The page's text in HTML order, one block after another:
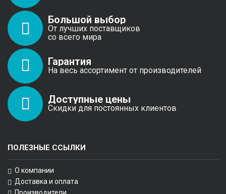
Большой выбор
От лучших поставщиков
со всего мира
Гарантия
На весь ассортимент от производителей
Доступные цены
Скидки для постоянных клиентов
ПОЛЕЗНЫЕ ССЫЛКИ
О компании
Доставка и оплата
Производители